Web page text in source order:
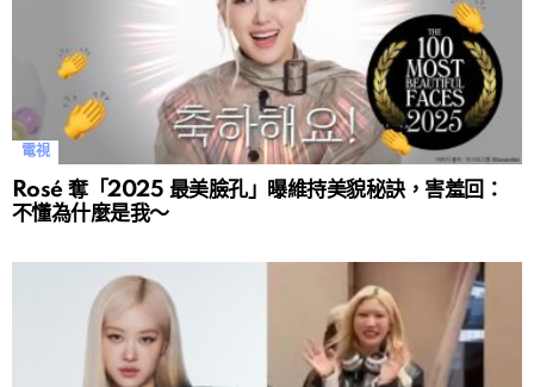
電視
Rosé 奪「2025 最美臉孔」曝維持美貌秘訣，害羞回：
不懂為什麼是我～